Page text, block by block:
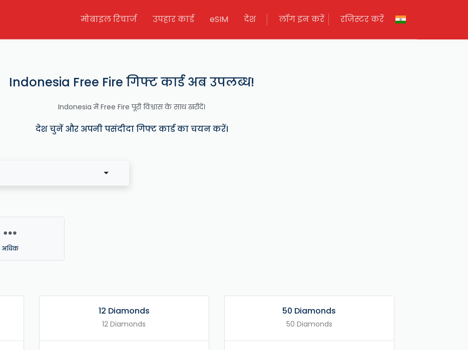
मोबाइल रिचार्ज उपहार कार्ड eSIM देश लॉग इन करें रजिस्टर करें
Indonesia Free Fire गिफ्ट कार्ड अब उपलब्ध!
Indonesia में Free Fire पूरी विश्वास के साथ खरीदें।
देश चुनें और अपनी पसंदीदा गिफ्ट कार्ड का चयन करें।
अधिक
12 Diamonds
12 Diamonds
50 Diamonds
50 Diamonds